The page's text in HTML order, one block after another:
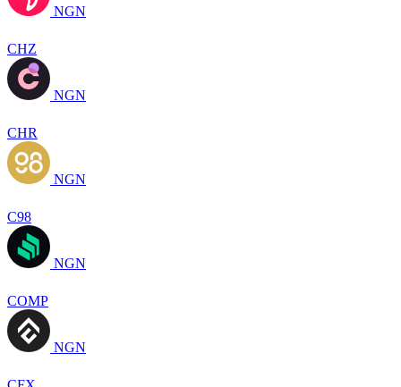
NGN
CHZ
NGN
CHR
NGN
C98
NGN
COMP
NGN